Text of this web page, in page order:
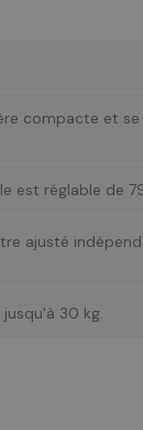
compacte et
est réglable de
ajusté
30 kg.